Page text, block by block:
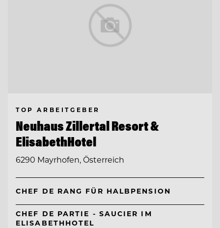
TOP ARBEITGEBER
Neuhaus Zillertal Resort &
ElisabethHotel
6290 Mayrhofen, Österreich
CHEF DE RANG FÜR HALBPENSION
CHEF DE PARTIE - SAUCIER IM
ELISABETHHOTEL